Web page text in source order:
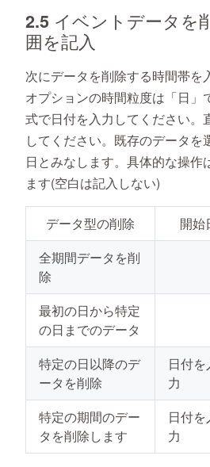
2.5 イベントデータを
囲を記入
次にデータを削除する時間帯を
オプションの時間粒度は「日」
式で日付を入力してください。
してください。既存のデータを
日とみなします。具体的な操作
ます(空白は記入しない)
データ型の削除 開始
全期間データを削
除
最初の日から特定
の日までのデータ
特定の日以降のデ
ータを削除
日付を
力
特定の期間のデー
タを削除します
日付を
力